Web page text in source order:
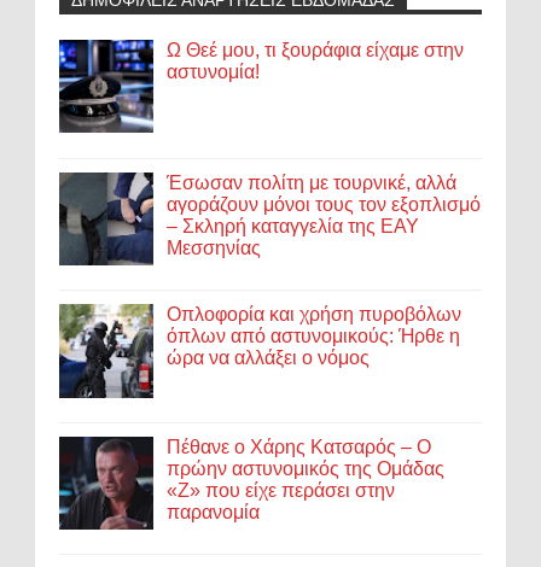
Ω Θεέ μου, τι ξουράφια είχαμε στην
αστυνομία!
Έσωσαν πολίτη με τουρνικέ, αλλά
αγοράζουν μόνοι τους τον εξοπλισμό
– Σκληρή καταγγελία της ΕΑΥ
Μεσσηνίας
Οπλοφορία και χρήση πυροβόλων
όπλων από αστυνομικούς: Ήρθε η
ώρα να αλλάξει ο νόμος
Πέθανε ο Χάρης Κατσαρός – Ο
πρώην αστυνομικός της Ομάδας
«Ζ» που είχε περάσει στην
παρανομία